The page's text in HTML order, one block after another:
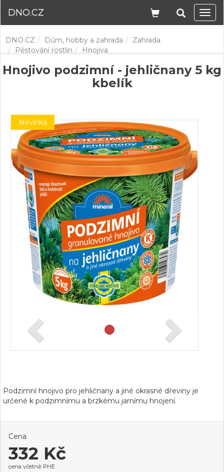
DNO.CZ
DNO.CZ Dům, hobby a zahrada
Zahrada
Pěstování rostlin
Hnojiva
Hnojivo podzimní - jehličnany 5 kg
kbelík
Novinka
Podzimní hnojivo pro jehličnany a jiné okrasné dřeviny je
určené k podzimnímu a brzkému jarnímu hnojení.
Cena
332 Kč
cena včetně PHE